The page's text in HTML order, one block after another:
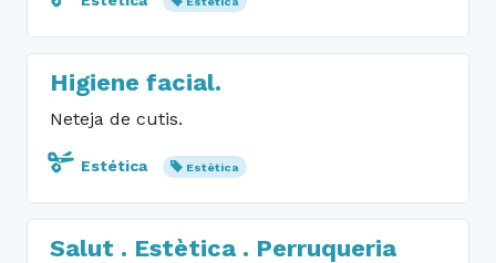
Higiene facial.
Neteja de cutis.
Estética Estètica
Salut . Estètica . Perruqueria